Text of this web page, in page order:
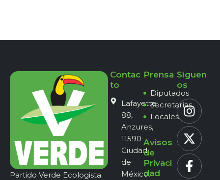
Partido Verde Ecologista
Contac
to
Lafayette
88,
Anzures,
11590
Ciudad
de
México,
Prensa
Diputados
Secretarías
Locales
Avisos
de
Privaci
dad
Síguen
os